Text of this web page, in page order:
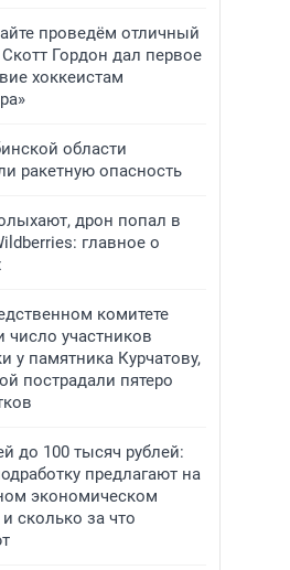
проведём отличный
Гордон дал первое
хоккеистам
области
ракетную опасность
дрон попал в
главное о
комитете
число участников
у памятника Курчатову,
пострадали пятеро
до 100 тысяч рублей:
предлагают на
экономическом
сколько за что